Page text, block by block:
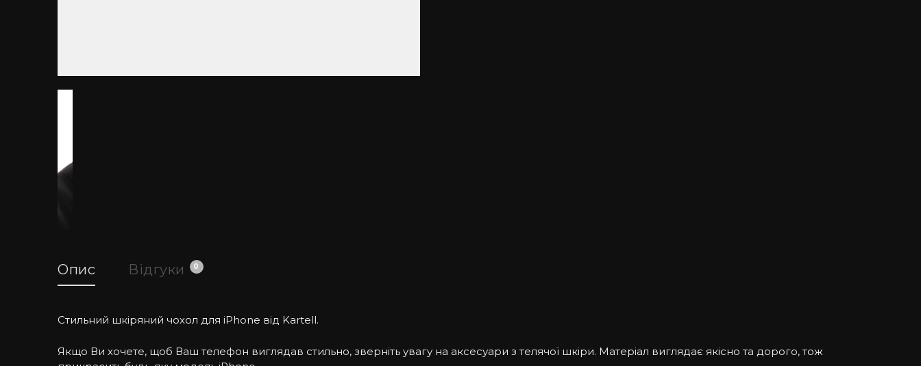
Опис Відгуки 0
Стильний шкіряний чохол для iPhone від Kartell.
Якщо Ви хочете, щоб Ваш телефон виглядав стильно, зверніть увагу на аксесуари з телячої шкіри. Матеріал виглядає якісно та дорого, тож